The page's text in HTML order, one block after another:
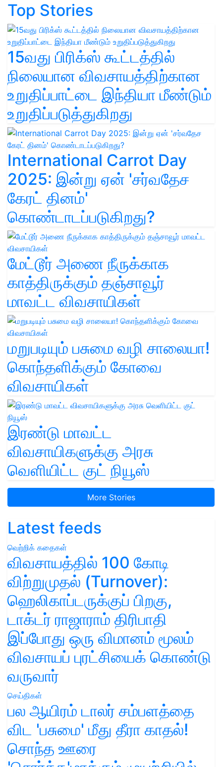
Top Stories
15வது பிரிக்ஸ் கூட்டத்தில்
நிலையான விவசாயத்திற்கான
உறுதிப்பாட்டை இந்தியா மீண்டும்
உறுதிப்படுத்துகிறது
International Carrot Day
2025: இன்று ஏன் 'சர்வதேச
கேரட் தினம்'
கொண்டாடப்படுகிறது?
மேட்டூர் அணை நீருக்காக
காத்திருக்கும் தஞ்சாவூர்
மாவட்ட விவசாயிகள்
மறுபடியும் பசுமை வழி சாலையா!
கொந்தளிக்கும் கோவை
விவசாயிகள்
இரண்டு மாவட்ட
விவசாயிகளுக்கு அரசு
வெளியிட்ட குட் நியூஸ்
More Stories
Latest feeds
வெற்றிக் கதைகள்
விவசாயத்தில் 100 கோடி
விற்றுமுதல் (Turnover):
ஹெலிகாப்டருக்குப் பிறகு,
டாக்டர் ராஜாராம் திரிபாதி
இப்போது ஒரு விமானம் மூலம்
விவசாயப் புரட்சியைக் கொண்டு
வருவார்
செய்திகள்
பல ஆயிரம் டாலர் சம்பளத்தை
விட 'பசுமை' மீது தீரா காதல்!
சொந்த ஊரை